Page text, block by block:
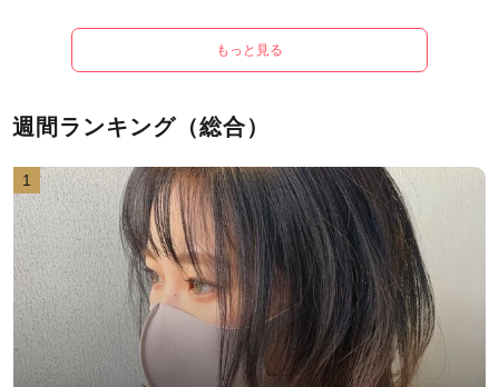
もっと見る
週間ランキング（総合）
1